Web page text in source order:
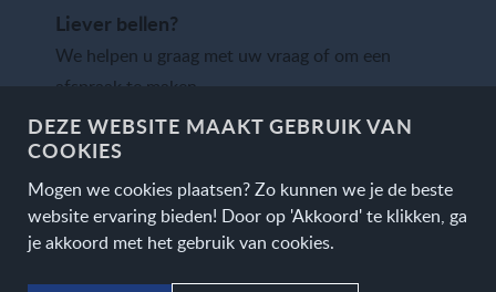
DEZE WEBSITE MAAKT GEBRUIK VAN
COOKIES
Mogen we cookies plaatsen? Zo kunnen we je de beste
website ervaring bieden! Door op 'Akkoord' te klikken, ga
je akkoord met het gebruik van cookies.
Liever bellen?
We helpen u graag met uw vraag of om een
afspraak te maken.
0348 - 748163
Ma - Vr|7:00 — 16:00